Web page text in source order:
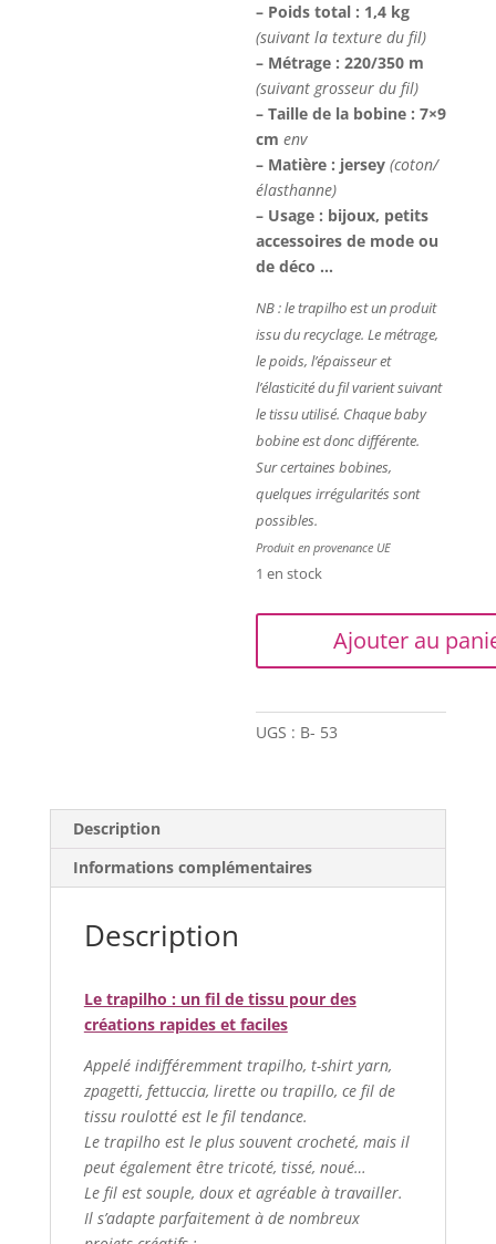
– Poids total : 1,4 kg
(suivant la texture du fil)
– Métrage : 220/350 m
(suivant grosseur du fil)
– Taille de la bobine : 7×9
cmenv
– Matière : jersey(coton/
élasthanne)
– Usage : bijoux, petits
accessoires de mode ou
de déco …
NB : le trapilho est un produit
issu du recyclage. Le métrage,
le poids, l’épaisseur et
l’élasticité du fil varient suivant
le tissu utilisé. Chaque baby
bobine est donc différente.
Sur certaines bobines,
quelques irrégularités sont
possibles.
Produit en provenance UE
1 en stock
Trapilho
10
-
Multicolores
Ajouter au
UGS : B- 53
Description
Informations complémentaires
Description
Le trapilho : un fil de tissu pour des
créations rapides et faciles
Appelé indifféremment trapilho, t-shirt yarn,
zpagetti, fettuccia, lirette ou trapillo, ce fil de
tissu roulotté est le fil tendance.
Le trapilho est le plus souvent crocheté, mais il
peut également être tricoté, tissé, noué…
Le fil est souple, doux et agréable à travailler.
Il s’adapte parfaitement à de nombreux